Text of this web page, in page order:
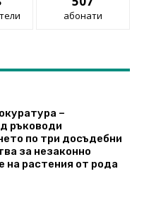
абонати
–
ръководи
по три досъдебни
за незаконно
на растения от рода